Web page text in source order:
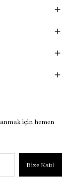
için hemen
Bize Katıl